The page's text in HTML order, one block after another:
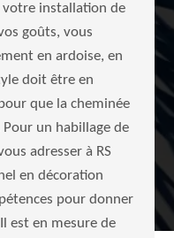
votre installation de
goûts, vous
en ardoise, en
doit être en
que la cheminée
un habillage de
adresser à RS
en décoration
pour donner
est en mesure de